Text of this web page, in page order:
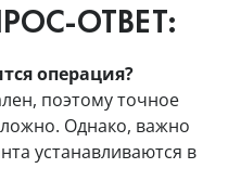
ОТВЕТ:
операция?
поэтому точное
Однако, важно
устанавливаются в